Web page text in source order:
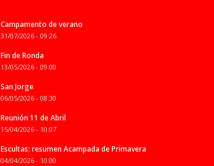
Campamento de verano
31/07/2026 - 09:26
Fin de Ronda
13/05/2026 - 09:00
San Jorge
06/05/2026 - 08:30
Reunión 11 de Abril
15/04/2026 - 10:07
Escultas: resumen Acampada de Primavera
04/04/2026 - 10:00